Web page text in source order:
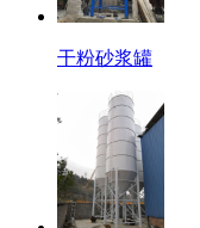
干粉砂浆罐